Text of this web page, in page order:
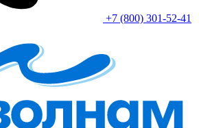
+7 (800) 301-52-41